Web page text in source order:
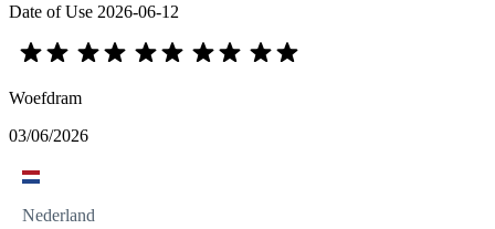
Date of Use 2026-06-12
Woefdram
03/06/2026
Nederland